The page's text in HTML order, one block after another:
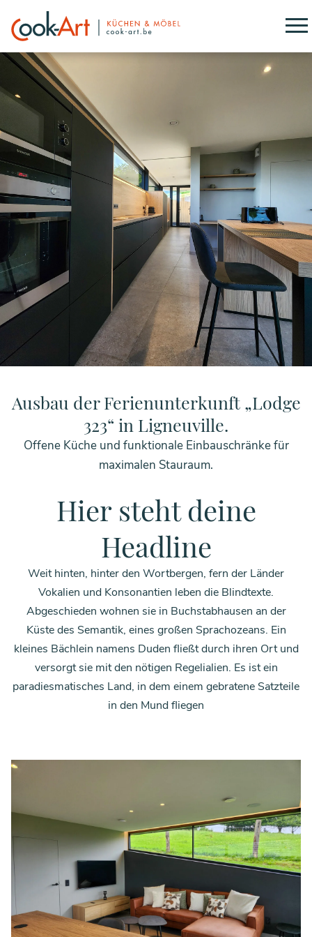
Ausbau der Ferienunterkunft „Lodge
323“ in Ligneuville.
Offene Küche und funktionale Einbauschränke für
maximalen Stauraum.
Hier steht deine
Headline
Weit hinten, hinter den Wortbergen, fern der Länder
Vokalien und Konsonantien leben die Blindtexte.
Abgeschieden wohnen sie in Buchstabhausen an der
Küste des Semantik, eines großen Sprachozeans. Ein
kleines Bächlein namens Duden fließt durch ihren Ort und
versorgt sie mit den nötigen Regelialien. Es ist ein
paradiesmatisches Land, in dem einem gebratene Satzteile
in den Mund fliegen